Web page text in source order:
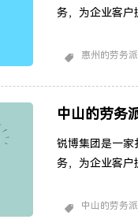
务，为企业客户
候，根据客户
些常见特点和
助客户应
惠州的劳务
中山的劳务
锐博集团是一家
务，为企业客户
或长期的工作
酬管理、员工
中山的劳务